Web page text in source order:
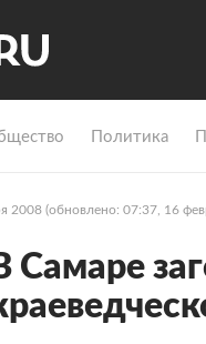
Политика
2008 (обновлено: 07:37, 16
Самаре